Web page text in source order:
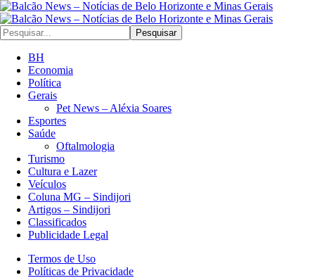
Pesquisar
BH
Economia
Política
Gerais
Pet News – Aléxia Soares
Esportes
Saúde
Oftalmologia
Turismo
Cultura e Lazer
Veículos
Coluna MG – Sindijori
Artigos – Sindijori
Classificados
Publicidade Legal
Termos de Uso
Políticas de Privacidade